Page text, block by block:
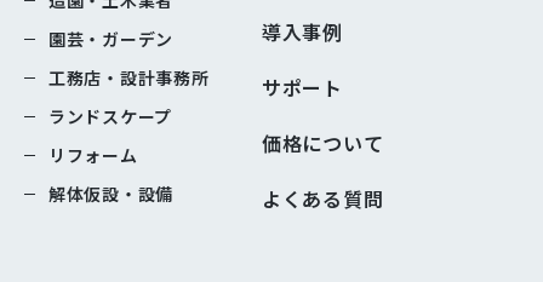
園芸・ガーデン
工務店・設計事務所
ランドスケープ
リフォーム
解体仮設・設備
導入事例
サポート
価格について
よくある質問